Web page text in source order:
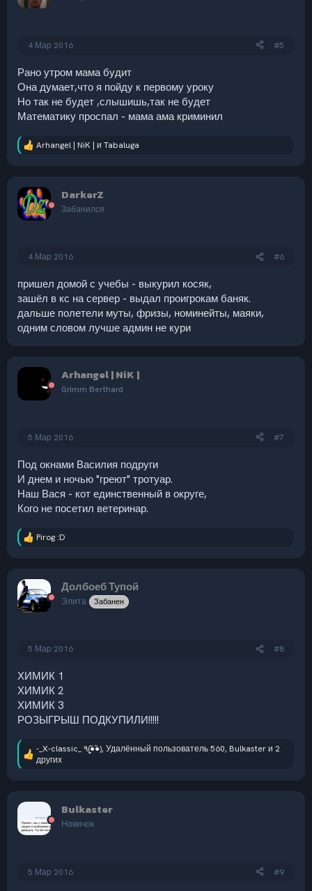
и
4 Мар 2016 #5
Рано утром мама будит
Она думает,что я пойду к первому уроку
Но так не будет ,слышишь,так не будет
Математику проспал - мама ама криминил
Р
ц
и
и
Arhangel | NiK | и Tabaluga
DarkerZ
Забанился
4 Мар 2016 #6
пришел домой с учебы - выкурил косяк,
зашёл в кс на сервер - выдал проигрокам баняк.
дальше полетели муты, фризы, номинейты, маяки,
одним словом лучше админ не кури
Arhangel | NiK |
Grimm Berthard
5 Мар 2016 #7
Под окнами Василия подруги
И днем и ночью "греют" тротуар.
Наш Вася - кот единственный в округе,
Кого не посетил ветеринар.
Р
ц
и
и
Pirog :D
Долбоеб Тупой
Элита Забанен
5 Мар 2016 #8
ХИМИК 1
ХИМИК 2
ХИМИК 3
РОЗЫГРЫШ ПОДКУПИЛИ!!!!!
Р
е
ц
и
:
-_X-classic_ ٩(●̮̮̃●̃),Удалённый пользователь 560, Bulkasterи 2
других
Bulkaster
Новичок
5 Мар 2016 #9